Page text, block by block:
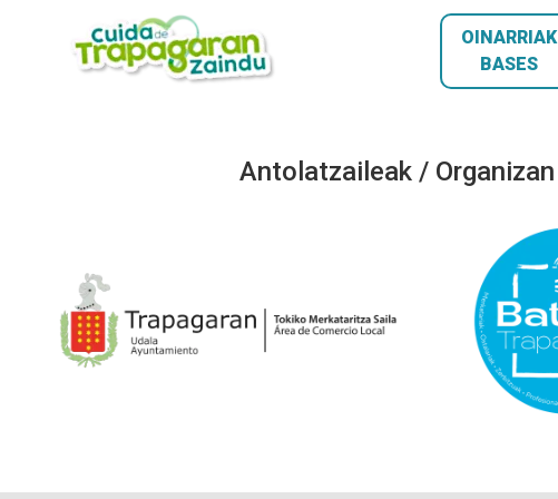
OINARRIAK
BASES
Antolatzaileak / Organizan